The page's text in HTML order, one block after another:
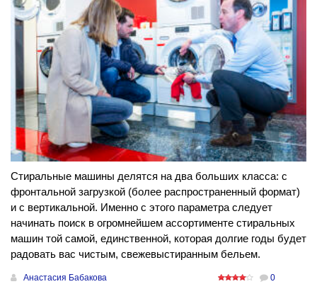
Стиральные машины делятся на два больших класса: с
фронтальной загрузкой (более распространенный формат)
и с вертикальной. Именно с этого параметра следует
начинать поиск в огромнейшем ассортименте стиральных
машин той самой, единственной, которая долгие годы будет
радовать вас чистым, свежевыстиранным бельем.
Анастасия Бабакова 0